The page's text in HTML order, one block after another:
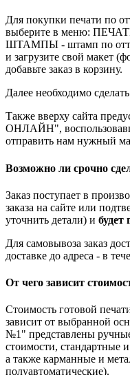
Для покупки печати по
выберите в меню:
ШТАМПЫ - штамп по
и загрузите свой макет
добавьте заказ в корзину.
Далее необходимо
Также вверху сайта
ОНЛАЙН",
отправить нам нужный
Возможно ли срочно
Заказ поступает в
заказа на сайте или
уточнить детали) и будет
Для самовывоза заказ
доставке до адреса - в
От чего зависит
Стоимость готовой
зависит от выбранной
№1" представлены
стоимости, стандартные
а также карманные и
полуавтоматические).